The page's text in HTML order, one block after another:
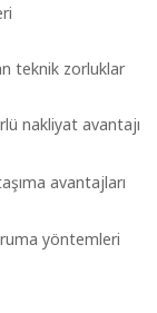
teknik zorluklar
nakliyat avantajı
avantajları
yöntemleri